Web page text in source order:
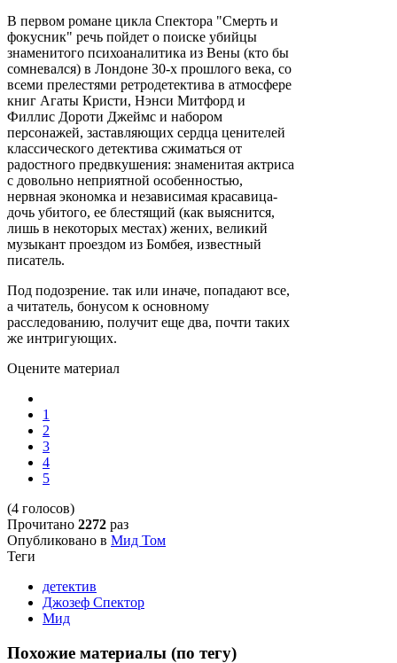
В первом романе цикла Спектора "Смерть и
фокусник" речь пойдет о поиске убийцы
знаменитого психоаналитика из Вены (кто бы
сомневался) в Лондоне 30-х прошлого века, со
всеми прелестями ретродетектива в атмосфере
книг Агаты Кристи, Нэнси Митфорд и
Филлис Дороти Джеймс и набором
персонажей, заставляющих сердца ценителей
классического детектива сжиматься от
радостного предвкушения: знаменитая актриса
с довольно неприятной особенностью,
нервная экономка и независимая красавица-
дочь убитого, ее блестящий (как выяснится,
лишь в некоторых местах) жених, великий
музыкант проездом из Бомбея, известный
писатель.
Под подозрение. так или иначе, попадают все,
а читатель, бонусом к основному
расследованию, получит еще два, почти таких
же интригующих.
Оцените материал
1
2
3
4
5
(4 голосов)
Прочитано 2272 раз
Опубликовано в Мид Том
Теги
детектив
Джозеф Спектор
Мид
Похожие материалы (по тегу)